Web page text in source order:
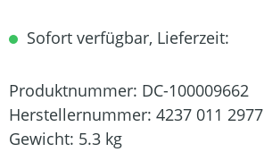
Sofort verfügbar, Lieferzeit:
Produktnummer: DC-100009662
Herstellernummer: 4237 011 2977
Gewicht: 5.3 kg